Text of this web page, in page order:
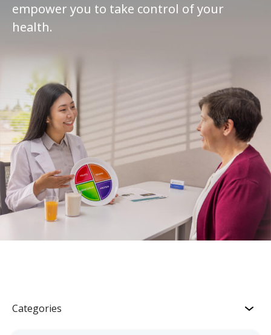
empower you to take control of your
health.
Categories